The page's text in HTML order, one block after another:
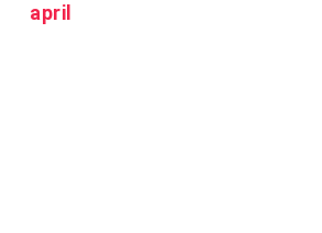
april